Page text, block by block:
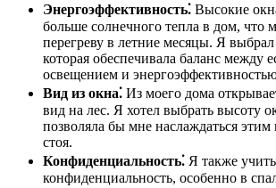
Энергоэффективность⁚ Высокие
больше солнечного тепла в дом, что
перегреву в летние месяцы. Я
которая обеспечивала баланс между
освещением и
Вид из окна⁚ Из моего дома
вид на лес. Я хотел выбрать высоту
позволяла бы мне наслаждаться
стоя.
Конфиденциальность⁚ Я также
конфиденциальность, особенно в